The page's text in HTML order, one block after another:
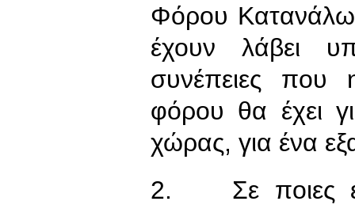
Φόρου
έχουν λάβει
συνέπειες που
φόρου θα έχει
χώρας, για ένα
2. Σε ποιες